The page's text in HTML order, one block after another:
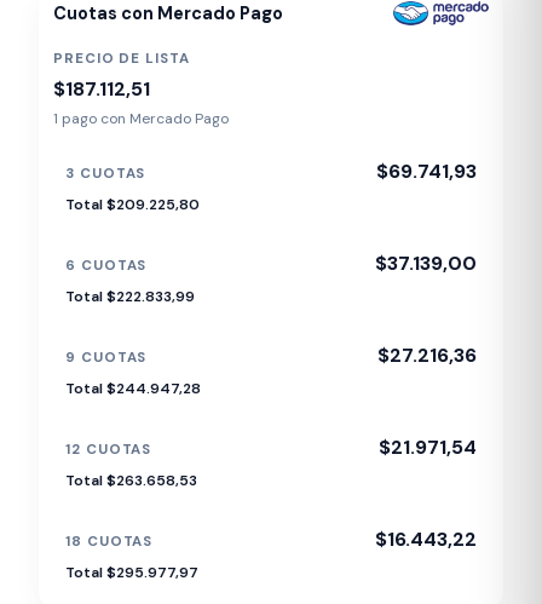
Cuotas con Mercado Pago
PRECIO DE LISTA
$187.112,51
1 pago con Mercado Pago
3 CUOTAS $69.741,93
Total $209.225,80
6 CUOTAS $37.139,00
Total $222.833,99
9 CUOTAS $27.216,36
Total $244.947,28
12 CUOTAS $21.971,54
Total $263.658,53
18 CUOTAS $16.443,22
Total $295.977,97